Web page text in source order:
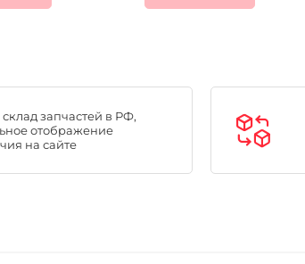
запчастей в РФ,
отображение
на сайте